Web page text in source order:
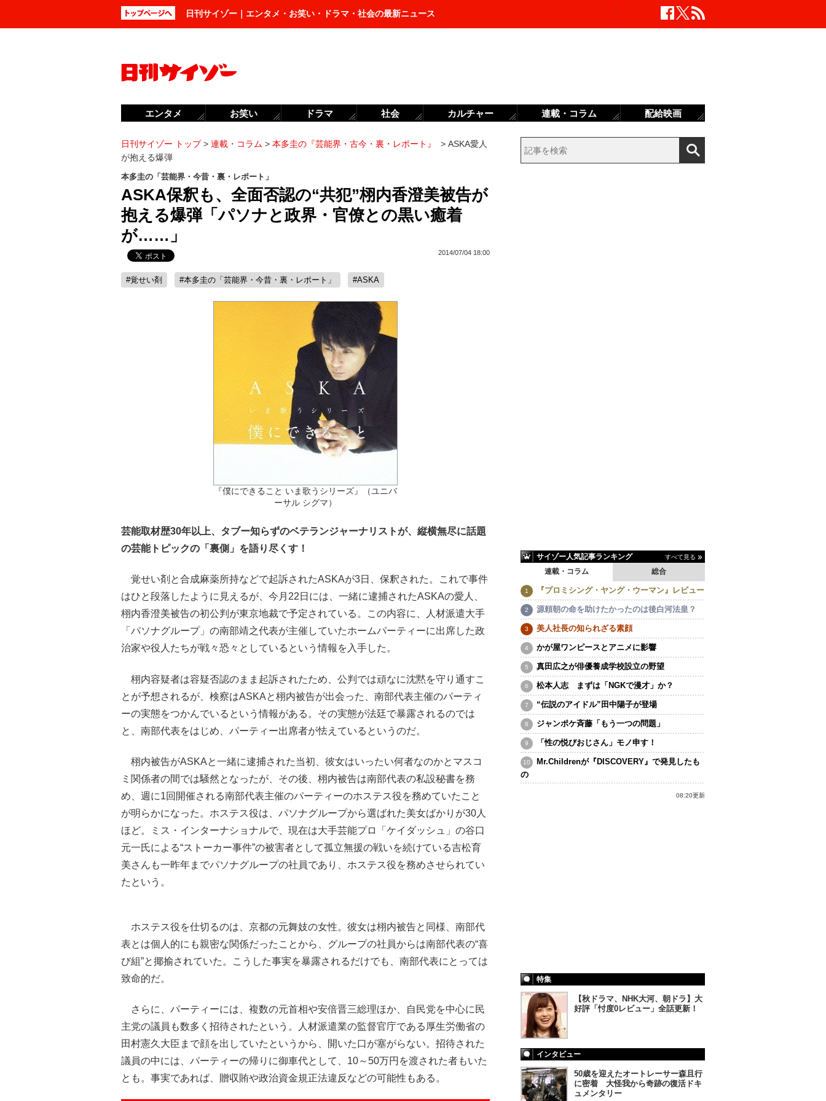
日刊サイゾー｜エンタメ・お笑い・ドラマ・社会の最新ニュース
日刊サイゾー トップ> 連載・コラム > 本多圭の『芸能界・古今・裏・レポート』 > ASKA愛人
が抱える爆弾
本多圭の「芸能界・今昔・裏・レポート」
ASKA保釈も、全面否認の“共犯”栩内香澄美被告が
抱える爆弾「パソナと政界・官僚との黒い癒着
が……」
2014/07/04 18:00
#覚せい剤 #本多圭の「芸能界・今昔・裏・レポート」 #ASKA
『僕にできること いま歌うシリーズ』（ユニバ
ーサル シグマ）
芸能取材歴30年以上、タブー知らずのベテランジャーナリストが、縦横無尽に話題
の芸能トピックの「裏側」を語り尽くす！
覚せい剤と合成麻薬所持などで起訴されたASKAが3日、保釈された。これで事件
はひと段落したように見えるが、今月22日には、一緒に逮捕されたASKAの愛人、
栩内香澄美被告の初公判が東京地裁で予定されている。この内容に、人材派遣大手
「パソナグループ」の南部靖之代表が主催していたホームパーティーに出席した政
治家や役人たちが戦々恐々としているという情報を入手した。
栩内容疑者は容疑否認のまま起訴されたため、公判では頑なに沈黙を守り通すこ
とが予想されるが、検察はASKAと栩内被告が出会った、南部代表主催のパーティ
ーの実態をつかんでいるという情報がある。その実態が法廷で暴露されるのでは
と、南部代表をはじめ、パーティー出席者が怯えているというのだ。
栩内被告がASKAと一緒に逮捕された当初、彼女はいったい何者なのかとマスコ
ミ関係者の間では騒然となったが、その後、栩内被告は南部代表の私設秘書を務
め、週に1回開催される南部代表主催のパーティーのホステス役を務めていたこと
が明らかになった。ホステス役は、パソナグループから選ばれた美女ばかりが30人
ほど。ミス・インターナショナルで、現在は大手芸能プロ「ケイダッシュ」の谷口
元一氏による“ストーカー事件”の被害者として孤立無援の戦いを続けている吉松育
美さんも一昨年までパソナグループの社員であり、ホステス役を務めさせられてい
たという。
ホステス役を仕切るのは、京都の元舞妓の女性。彼女は栩内被告と同様、南部代
表とは個人的にも親密な関係だったことから、グループの社員からは南部代表の“喜
び組”と揶揄されていた。こうした事実を暴露されるだけでも、南部代表にとっては
致命的だ。
さらに、パーティーには、複数の元首相や安倍晋三総理ほか、自民党を中心に民
主党の議員も数多く招待されたという。人材派遣業の監督官庁である厚生労働省の
田村憲久大臣まで顔を出していたというから、開いた口が塞がらない。招待された
議員の中には、パーティーの帰りに御車代として、10～50万円を渡された者もいた
とも。事実であれば、贈収賄や政治資金規正法違反などの可能性もある。
サイゾー人気記事ランキング すべて見る
連載・コラム 総合
『プロミシング・ヤング・ウーマン』レビュー
源頼朝の命を助けたかったのは後白河法皇？
美人社長の知られざる素顔
かが屋ワンピースとアニメに影響
真田広之が俳優養成学校設立の野望
松本人志 まずは「NGKで漫才」か？
“伝説のアイドル”田中陽子が登場
ジャンポケ斉藤「もう一つの問題」
「性の悦びおじさん」モノ申す！
Mr.Childrenが『DISCOVERY』で発見したも
の
08:20更新
特集
【秋ドラマ、NHK大河、朝ドラ】大
好評「忖度0レビュー」全話更新！
インタビュー
50歳を迎えたオートレーサー森且行
に密着 大怪我から奇跡の復活ドキ
ュメンタリー
エンタメ お笑い ドラマ 社会 カルチャー 連載・コラム 配給映画